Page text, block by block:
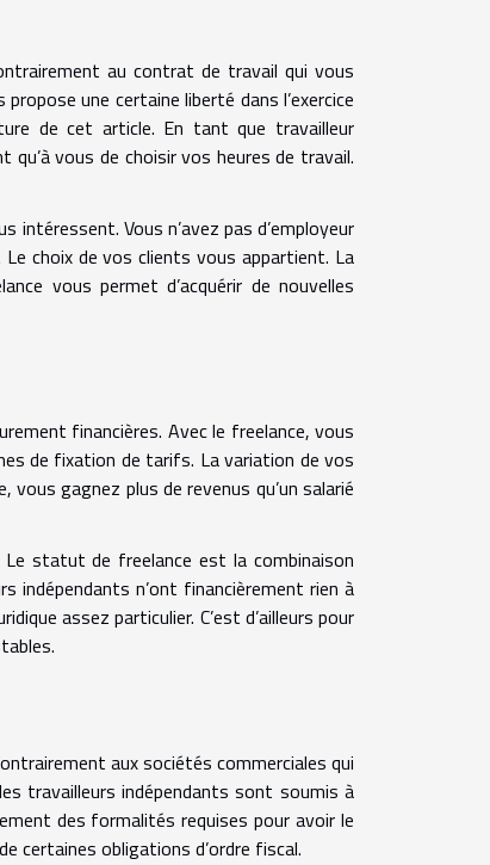
au contrat de travail qui vous
une certaine liberté dans l’exercice
de cet article. En tant que travailleur
vous de choisir vos heures de travail.
intéressent. Vous n’avez pas d’employeur
choix de vos clients vous appartient. La
vous permet d’acquérir de nouvelles
financières. Avec le freelance, vous
de fixation de tarifs. La variation de vos
gagnez plus de revenus qu’un salarié
statut de freelance est la combinaison
indépendants n’ont financièrement rien à
assez particulier. C’est d’ailleurs pour
aux sociétés commerciales qui
travailleurs indépendants sont soumis à
des formalités requises pour avoir le
certaines obligations d’ordre fiscal.